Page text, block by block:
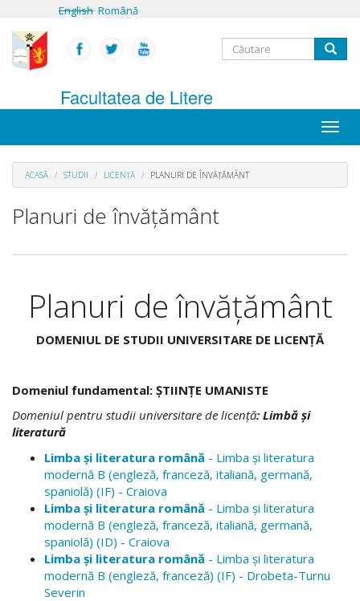
conţinutul
principal
English Română
Formular
căutare
Facultatea de Litere
Toggle
ACASĂ STUDII LICENȚĂ PLANURI DE ÎNVĂȚĂMÂNT
Planuri de învățământ
Planuri de învățământ
DOMENIUL DE STUDII UNIVERSITARE DE LICENŢĂ
Domeniul fundamental: ŞTIINŢE UMANISTE
Domeniul pentru studii universitare de licenţă: Limbă şi
literatură
Limba şi literatura română - Limba şi literatura
modernă B (engleză, franceză, italiană, germană,
spaniolă) (IF) - Craiova
Limba şi literatura română - Limba şi literatura
modernă B (engleză, franceză, italiană, germană,
spaniolă) (ID) - Craiova
Limba şi literatura română - Limba şi literatura
modernă B (engleză, franceză) (IF) - Drobeta-Turnu
Severin